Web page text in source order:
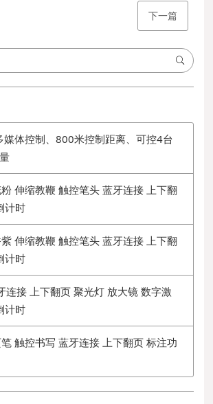
下一篇
媒体控制、800米控制距离、可控4台
伸缩教鞭 触控笔头 蓝牙连接 上下翻
计时
伸缩教鞭 触控笔头 蓝牙连接 上下翻
计时
连接 上下翻页 聚光灯 放大镜 数字激
计时
触控书写 蓝牙连接 上下翻页 标注功